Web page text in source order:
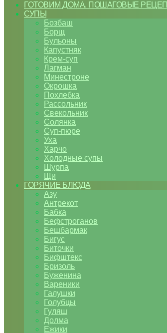
ГОТОВИМ ДОМА. ПОШАГОВЫЕ
СУПЫ
Бозбаш
Борщ
Бульоны
Капустняк
Крем-суп
Лагман
Минестроне
Окрошка
Похлебка
Рассольник
Свекольник
Солянка
Суп-пюре
Уха
Харчо
Холодные супы
Шурпа
Щи
ГОРЯЧИЕ БЛЮДА
Азу
Антрекот
Бабка
Бефстроганов
Бешбармак
Бигус
Биточки
Бифштекс
Бризоль
Буженина
Вареники
Галушки
Голубцы
Гуляш
Долма
Ежики